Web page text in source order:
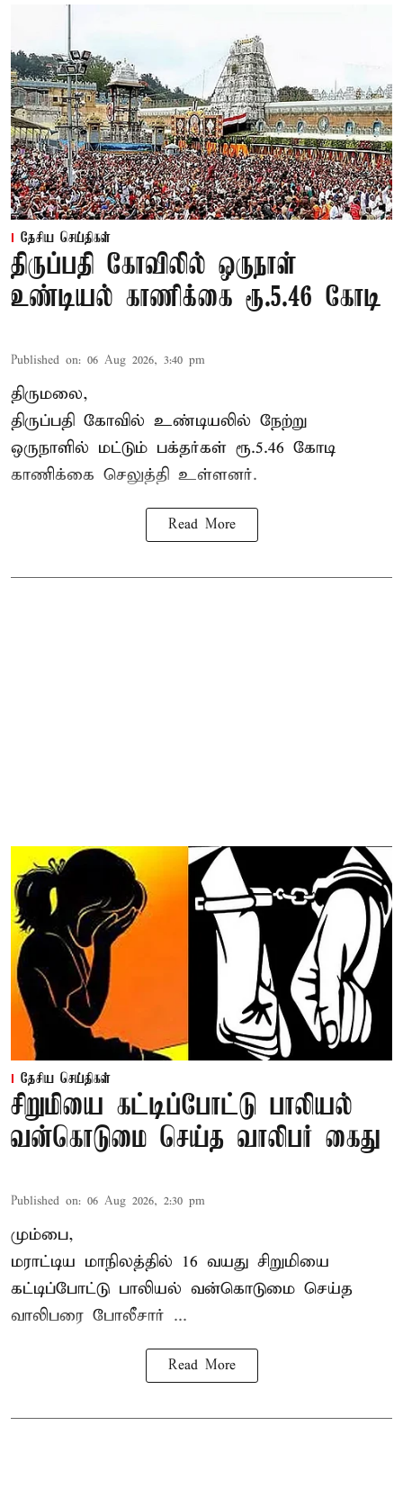
தேசிய செய்திகள்
திருப்பதி கோவிலில் ஒருநாள்
உண்டியல் காணிக்கை ரூ.5.46 கோடி
Published on: 06 Aug 2026, 3:40 pm
திருமலை,
திருப்பதி கோவில் உண்டியலில் நேற்று
ஒருநாளில் மட்டும் பக்தர்கள் ரூ.5.46 கோடி
காணிக்கை செலுத்தி உள்ளனர்.
Read More
தேசிய செய்திகள்
சிறுமியை கட்டிப்போட்டு பாலியல்
வன்கொடுமை செய்த வாலிபர் கைது
Published on: 06 Aug 2026, 2:30 pm
மும்பை,
மராட்டிய மாநிலத்தில் 16 வயது சிறுமியை
கட்டிப்போட்டு பாலியல் வன்கொடுமை செய்த
வாலிபரை போலீசார் ...
Read More